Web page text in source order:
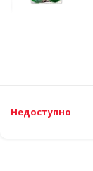
Недоступно